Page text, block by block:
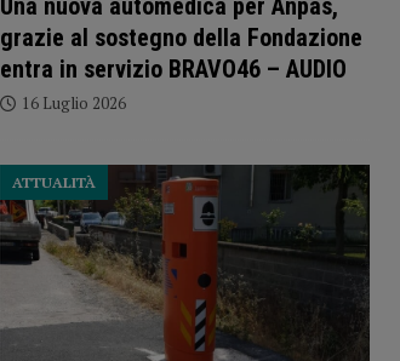
Una nuova automedica per Anpas,
grazie al sostegno della Fondazione
entra in servizio BRAVO46 – AUDIO
16 Luglio 2026
ATTUALITÀ